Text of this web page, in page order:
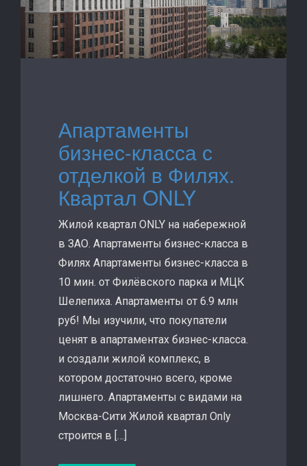
Апартаменты
бизнес-класса с
отделкой в Филях.
Квартал ONLY
Жилой квартал ONLY на набережной
в ЗАО. Апартаменты бизнес-класса в
Филях Апартаменты бизнес-класса в
10 мин. от Филёвского парка и МЦК
Шелепиха. Апартаменты от 6.9 млн
руб! Мы изучили, что покупатели
ценят в апартаментах бизнес-класса.
и создали жилой комплекс, в
котором достаточно всего, кроме
лишнего. Апартаменты с видами на
Москва-Сити Жилой квартал Only
строится в […]